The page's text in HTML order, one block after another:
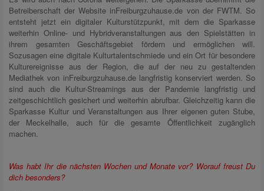
Betreiberschaft der Website inFreiburgzuhause.de von der FWTM. So
entsteht jetzt ein digitaler Kulturstützpunkt, mit dem die Sparkasse
weiterhin Online- und Hybridveranstaltungen aus den Spielstätten in
ihrem gesamten Geschäftsgebiet fördern und ermöglichen will.
Sozusagen eine digitale Kulturtalentschmiede und ein Ort für besondere
Kulturereignisse aus der Region, die auf der neu zu gestaltenden
Mediathek von inFreiburgzuhause.de langfristig konserviert werden. So
sind auch die Kultur-Streamings aus der Pandemie langfristig und
zeitgeschichtlich gesichert und weiterhin abrufbar. Gleichzeitig kann die
Sparkasse Kultur und Veranstaltungen aus Ihrer eigenen guten Stube,
der Meckelhalle, auch für die gesamte Öffentlichkeit zugänglich
machen.
Was habt Ihr die nächsten Wochen und Monate vor? Worauf freust Du
dich besonders?